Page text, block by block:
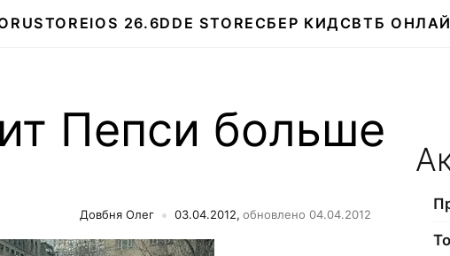
RUSTOREIOS 26.6DDE STORE СБЕР КИДСВТБ
Пепси больше
Довбня Олег 03.04.2012, обновлено 04.04.2012